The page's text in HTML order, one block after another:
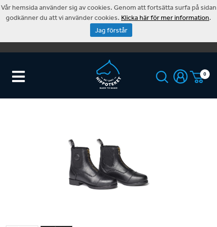
0
Vår hemsida använder sig av cookies. Genom att fortsätta surfa på sidan
godkänner du att vi använder cookies. Klicka här för mer information.
Jag förstår